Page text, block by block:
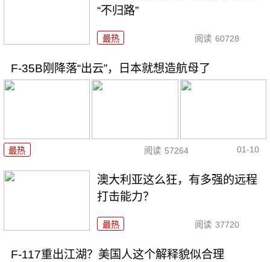
“不归路”
最热 阅读 60728
F-35B刚降落“出云”，日本就想造航母了
最热 阅读 57264 01-10
澳大利亚这么狂，有多强的远程
打击能力？
最热 阅读 37720
F-117重出江湖？美国人这个解释貌似合理